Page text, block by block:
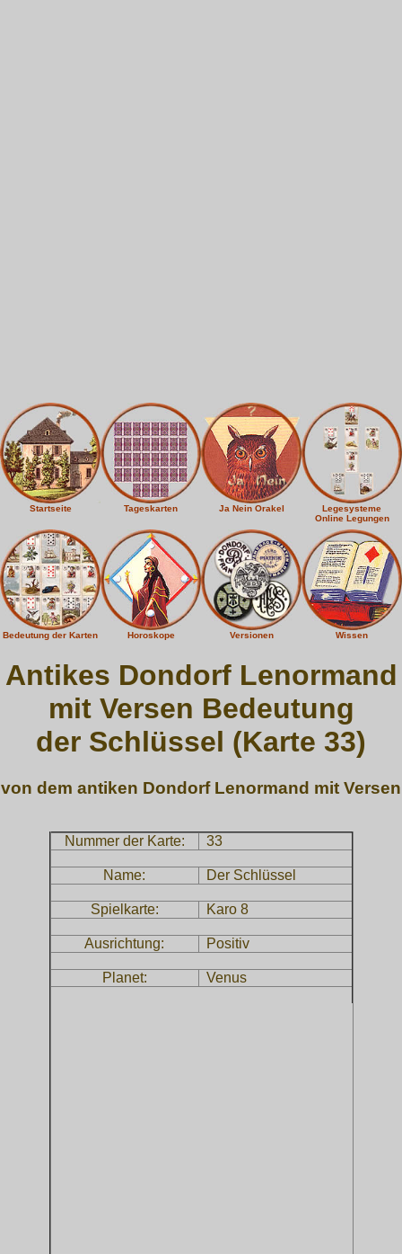
Startseite Tageskarten Ja Nein Orakel
Legesysteme
Online Legungen
Bedeutung der Karten Horoskope Versionen Wissen
Antikes Dondorf Lenormand
mit Versen Bedeutung
der Schlüssel (Karte 33)
von dem antiken Dondorf Lenormand mit Versen
Nummer der Karte: 33
Name: Der Schlüssel
Spielkarte: Karo 8
Ausrichtung: Positiv
Planet: Venus